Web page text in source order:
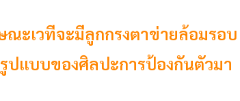
ณะเวทีจะมีลูกกรงตาข่ายล้อมรอบ
ปแบบของศิลปะการป้องกันตัวมา